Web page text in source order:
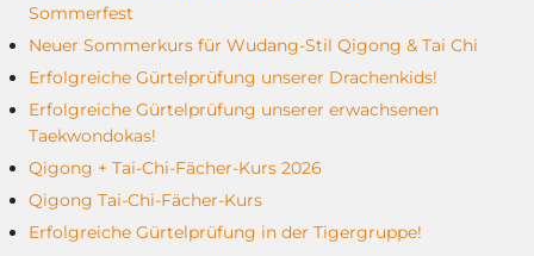
Sommerfest
Neuer Sommerkurs für Wudang-Stil Qigong & Tai Chi
Erfolgreiche Gürtelprüfung unserer Drachenkids!
Erfolgreiche Gürtelprüfung unserer erwachsenen
Taekwondokas!
Qigong + Tai-Chi-Fächer-Kurs 2026
Qigong Tai-Chi-Fächer-Kurs
Erfolgreiche Gürtelprüfung in der Tigergruppe!